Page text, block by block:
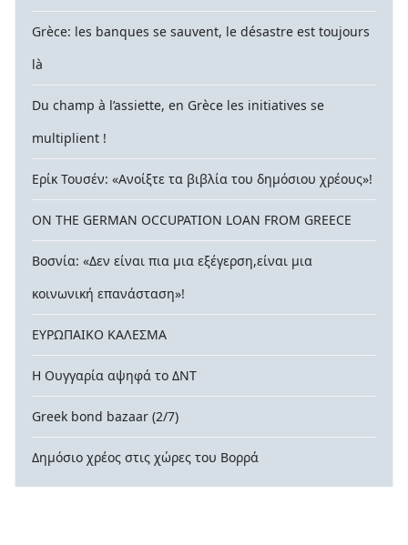
Grèce: les banques se sauvent, le désastre est toujours
là
Du champ à l’assiette, en Grèce les initiatives se
multiplient !
Ερίκ Τουσέν: «Ανοίξτε τα βιβλία του δημόσιου χρέους»!
ON THE GERMAN OCCUPATION LOAN FROM GREECE
Βοσνία: «Δεν είναι πια μια εξέγερση,είναι μια
κοινωνική επανάσταση»!
ΕΥΡΩΠΑΙΚΟ ΚΑΛΕΣΜΑ
Η Ουγγαρία αψηφά το ΔΝΤ
Greek bond bazaar (2/7)
Δημόσιο χρέος στις χώρες του Βορρά